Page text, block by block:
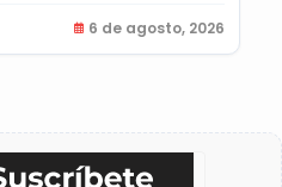
6 de agosto, 2026